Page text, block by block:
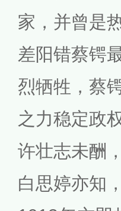
家，并曾是
差阳错蔡锷
烈牺牲，蔡
之力稳定政
许壮志未酬
白思婷亦知